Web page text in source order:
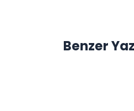
Benzer